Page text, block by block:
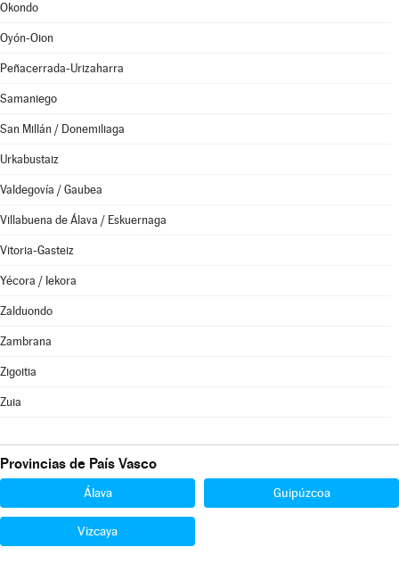
Okondo
Oyón-Oion
Peñacerrada-Urizaharra
Samaniego
San Millán / Donemiliaga
Urkabustaiz
Valdegovía / Gaubea
Villabuena de Álava / Eskuernaga
Vitoria-Gasteiz
Yécora / Iekora
Zalduondo
Zambrana
Zigoitia
Zuia
Provincias de País Vasco
Álava Guipúzcoa
Vizcaya